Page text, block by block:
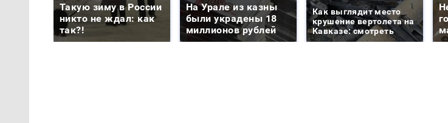
Такую зиму в России
никто не ждал: как
так?!
На Урале из казны
были украдены 18
миллионов рублей
Как выглядит место
крушение вертолета на
Кавказе: смотреть